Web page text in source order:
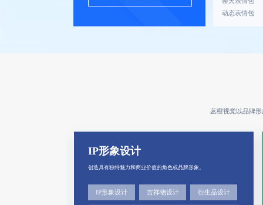
动态表情包
蓝橙视觉以品牌
IP形象设计
创造具有独特魅力和商业价值的角色或品牌形象。
IP形象设计 吉祥物设计 衍生品设计